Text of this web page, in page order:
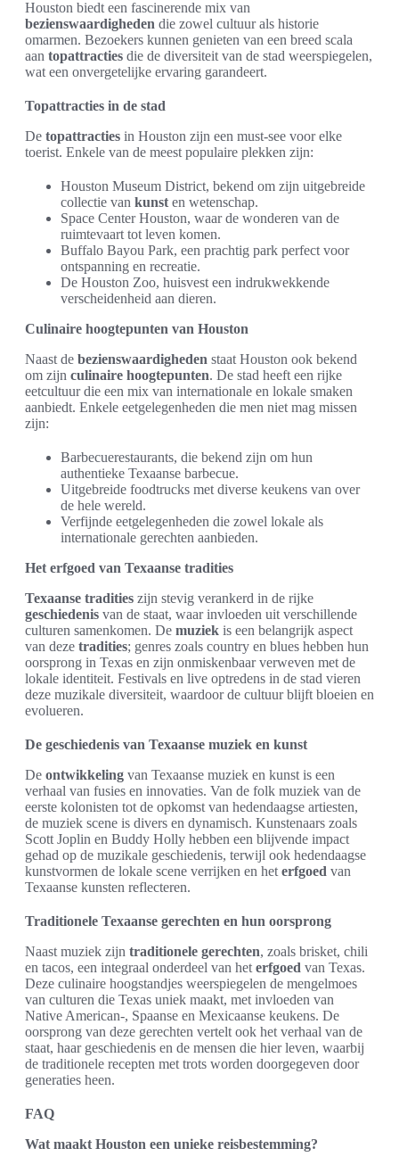
Houston biedt een fascinerende mix van
bezienswaardigheden die zowel cultuur als historie
omarmen. Bezoekers kunnen genieten van een breed scala
aan topattracties die de diversiteit van de stad weerspiegelen,
wat een onvergetelijke ervaring garandeert.
Topattracties in de stad
De topattracties in Houston zijn een must-see voor elke
toerist. Enkele van de meest populaire plekken zijn:
Houston Museum District, bekend om zijn uitgebreide
collectie van kunst en wetenschap.
Space Center Houston, waar de wonderen van de
ruimtevaart tot leven komen.
Buffalo Bayou Park, een prachtig park perfect voor
ontspanning en recreatie.
De Houston Zoo, huisvest een indrukwekkende
verscheidenheid aan dieren.
Culinaire hoogtepunten van Houston
Naast de bezienswaardigheden staat Houston ook bekend
om zijn culinaire hoogtepunten. De stad heeft een rijke
eetcultuur die een mix van internationale en lokale smaken
aanbiedt. Enkele eetgelegenheden die men niet mag missen
zijn:
Barbecuerestaurants, die bekend zijn om hun
authentieke Texaanse barbecue.
Uitgebreide foodtrucks met diverse keukens van over
de hele wereld.
Verfijnde eetgelegenheden die zowel lokale als
internationale gerechten aanbieden.
Het erfgoed van Texaanse tradities
Texaanse tradities zijn stevig verankerd in de rijke
geschiedenis van de staat, waar invloeden uit verschillende
culturen samenkomen. De muziek is een belangrijk aspect
van deze tradities; genres zoals country en blues hebben hun
oorsprong in Texas en zijn onmiskenbaar verweven met de
lokale identiteit. Festivals en live optredens in de stad vieren
deze muzikale diversiteit, waardoor de cultuur blijft bloeien en
evolueren.
De geschiedenis van Texaanse muziek en kunst
De ontwikkeling van Texaanse muziek en kunst is een
verhaal van fusies en innovaties. Van de folk muziek van de
eerste kolonisten tot de opkomst van hedendaagse artiesten,
de muziek scene is divers en dynamisch. Kunstenaars zoals
Scott Joplin en Buddy Holly hebben een blijvende impact
gehad op de muzikale geschiedenis, terwijl ook hedendaagse
kunstvormen de lokale scene verrijken en het erfgoed van
Texaanse kunsten reflecteren.
Traditionele Texaanse gerechten en hun oorsprong
Naast muziek zijn traditionele gerechten, zoals brisket, chili
en tacos, een integraal onderdeel van het erfgoed van Texas.
Deze culinaire hoogstandjes weerspiegelen de mengelmoes
van culturen die Texas uniek maakt, met invloeden van
Native American-, Spaanse en Mexicaanse keukens. De
oorsprong van deze gerechten vertelt ook het verhaal van de
staat, haar geschiedenis en de mensen die hier leven, waarbij
de traditionele recepten met trots worden doorgegeven door
generaties heen.
FAQ
Wat maakt Houston een unieke reisbestemming?